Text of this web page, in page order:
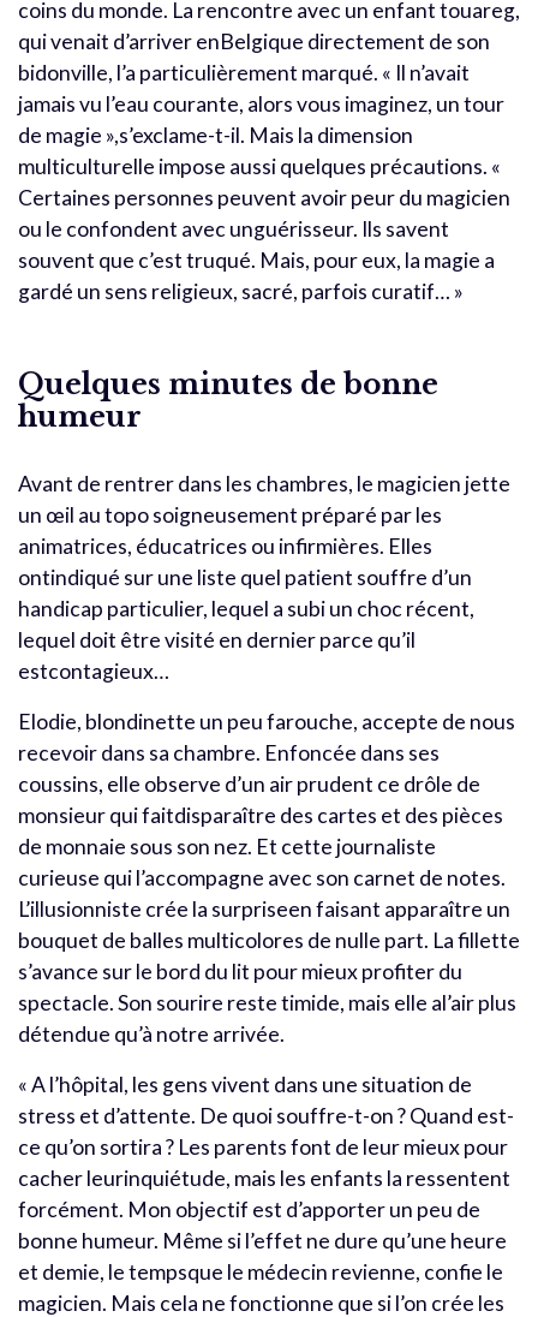
coins du monde. La rencontre avec un enfant touareg,
qui venait d’arriver enBelgique directement de son
bidonville, l’a particulièrement marqué. « Il n’avait
jamais vu l’eau courante, alors vous imaginez, un tour
de magie »,s’exclame-t-il. Mais la dimension
multiculturelle impose aussi quelques précautions. «
Certaines personnes peuvent avoir peur du magicien
ou le confondent avec unguérisseur. Ils savent
souvent que c’est truqué. Mais, pour eux, la magie a
gardé un sens religieux, sacré, parfois curatif… »
Quelques minutes de bonne
humeur
Avant de rentrer dans les chambres, le magicien jette
un œil au topo soigneusement préparé par les
animatrices, éducatrices ou infirmières. Elles
ontindiqué sur une liste quel patient souffre d’un
handicap particulier, lequel a subi un choc récent,
lequel doit être visité en dernier parce qu’il
estcontagieux…
Elodie, blondinette un peu farouche, accepte de nous
recevoir dans sa chambre. Enfoncée dans ses
coussins, elle observe d’un air prudent ce drôle de
monsieur qui faitdisparaître des cartes et des pièces
de monnaie sous son nez. Et cette journaliste
curieuse qui l’accompagne avec son carnet de notes.
L’illusionniste crée la surpriseen faisant apparaître un
bouquet de balles multicolores de nulle part. La fillette
s’avance sur le bord du lit pour mieux profiter du
spectacle. Son sourire reste timide, mais elle al’air plus
détendue qu’à notre arrivée.
« A l’hôpital, les gens vivent dans une situation de
stress et d’attente. De quoi souffre-t-on ? Quand est-
ce qu’on sortira ? Les parents font de leur mieux pour
cacher leurinquiétude, mais les enfants la ressentent
forcément. Mon objectif est d’apporter un peu de
bonne humeur. Même si l’effet ne dure qu’une heure
et demie, le tempsque le médecin revienne, confie le
magicien. Mais cela ne fonctionne que si l’on crée les